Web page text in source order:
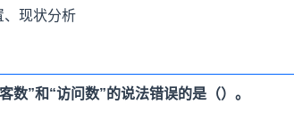
、现状分析
数”和“访问数”的说法错误的是（）。